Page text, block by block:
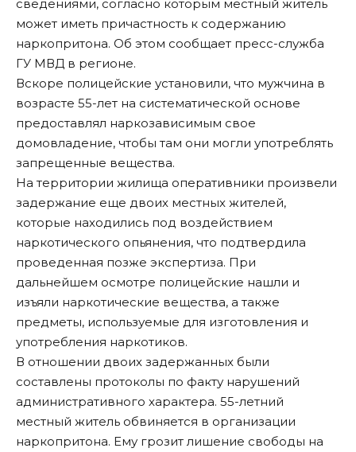
сведениями, согласно которым местный житель
может иметь причастность к содержанию
наркопритона. Об этом сообщает пресс-служба
ГУ МВД в регионе.
Вскоре полицейские установили, что мужчина в
возрасте 55-лет на систематической основе
предоставлял наркозависимым свое
домовладение, чтобы там они могли употреблять
запрещенные вещества.
На территории жилища оперативники произвели
задержание еще двоих местных жителей,
которые находились под воздействием
наркотического опьянения, что подтвердила
проведенная позже экспертиза. При
дальнейшем осмотре полицейские нашли и
изъяли наркотические вещества, а также
предметы, используемые для изготовления и
употребления наркотиков.
В отношении двоих задержанных были
составлены протоколы по факту нарушений
административного характера. 55-летний
местный житель обвиняется в организации
наркопритона. Ему грозит лишение свободы на